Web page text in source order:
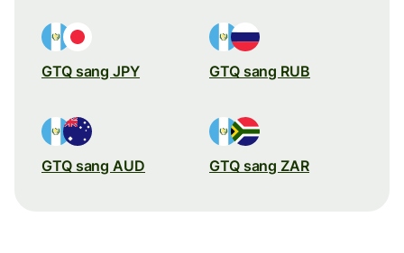
GTQ sang JPY GTQ sang RUB
GTQ sang AUD GTQ sang ZAR